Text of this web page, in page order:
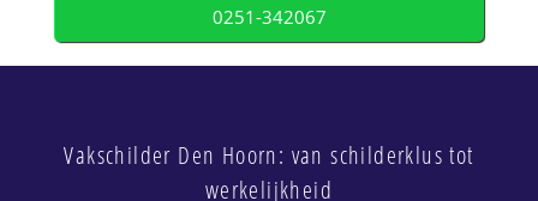
0251-342067
Vakschilder Den Hoorn: van schilderklus tot
werkelijkheid